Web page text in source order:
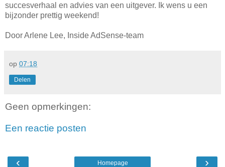
succesverhaal en advies van een uitgever. Ik wens u een
bijzonder prettig weekend!
Door Arlene Lee, Inside AdSense-team
op 07:18
Delen
Geen opmerkingen:
Een reactie posten
‹ ›
Homepage